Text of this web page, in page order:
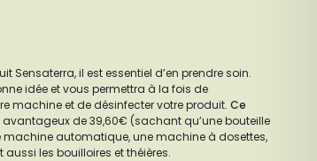
Sensaterra, il est essentiel d’en prendre soin.
idée et vous permettra à la fois de
machine et de désinfecter votre produit. Ce
avantageux de 39,60€ (sachant qu’une bouteille
automatique, une machine à dosettes,
les bouilloires et théières.